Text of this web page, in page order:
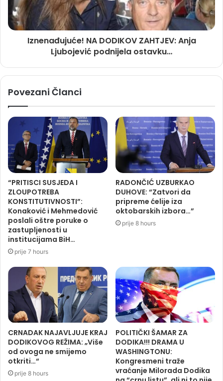
Iznenađujuće! NA DODIKOV ZAHTJEV: Anja
Ljubojević podnijela ostavku…
Povezani Članci
“PRITISCI SUSJEDA I
ZLOUPOTREBA
KONSTITUTIVNOSTI”:
Konaković i Mehmedović
poslali oštre poruke o
zastupljenosti u
institucijama BiH…
prije 7 hours
RADONČIĆ UZBURKAO
DUHOVE: “Zatvori da
pripreme ćelije iza
oktobarskih izbora…”
prije 8 hours
CRNADAK NAJAVLJUJE KRAJ
DODIKOVOG REŽIMA: „Više
od ovoga ne smijemo
otkriti…“
prije 8 hours
POLITIČKI ŠAMAR ZA
DODIKA!!! DRAMA U
WASHINGTONU:
Kongresmeni traže
vraćanje Milorada Dodika